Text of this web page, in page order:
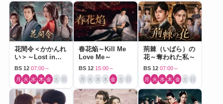
花間令＜かかんれ
い＞～Lost in
Love～
BS 12 07:00～
月 火 水 木 金 土 日
春花焔～Kill Me
Love Me～
BS 12 15:00～
月 火 水 木 金 土 日
荊棘（いばら）の
花～奪われた私～
BS 12 07:00～
月 火 水 木 金 土 日